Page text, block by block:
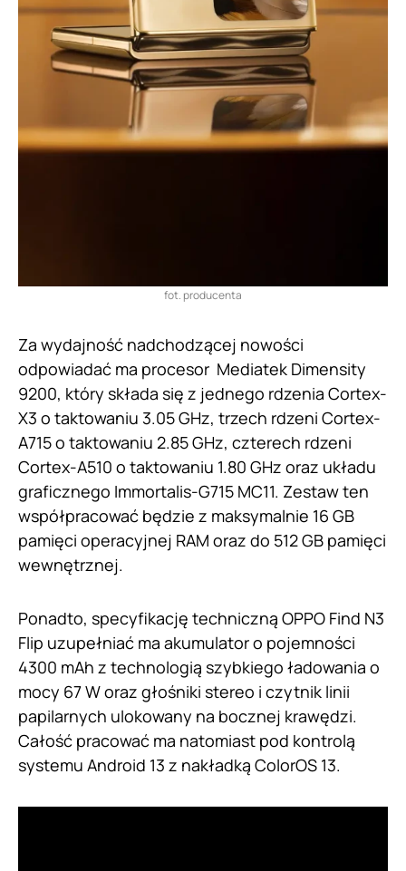
fot. producenta
Za wydajność nadchodzącej nowości
odpowiadać ma procesor Mediatek Dimensity
9200, który składa się z jednego rdzenia Cortex-
X3 o taktowaniu 3.05 GHz, trzech rdzeni Cortex-
A715 o taktowaniu 2.85 GHz, czterech rdzeni
Cortex-A510 o taktowaniu 1.80 GHz oraz układu
graficznego Immortalis-G715 MC11. Zestaw ten
współpracować będzie z maksymalnie 16 GB
pamięci operacyjnej RAM oraz do 512 GB pamięci
wewnętrznej.
Ponadto, specyfikację techniczną OPPO Find N3
Flip uzupełniać ma akumulator o pojemności
4300 mAh z technologią szybkiego ładowania o
mocy 67 W oraz głośniki stereo i czytnik linii
papilarnych ulokowany na bocznej krawędzi.
Całość pracować ma natomiast pod kontrolą
systemu Android 13 z nakładką ColorOS 13.